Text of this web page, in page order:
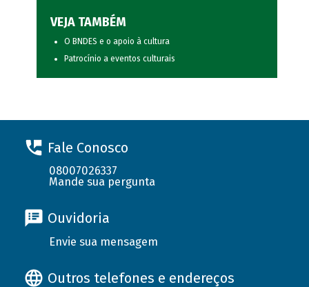
VEJA TAMBÉM
O BNDES e o apoio à cultura
Patrocínio a eventos culturais
Fale Conosco
08007026337
Mande sua pergunta
Ouvidoria
Envie sua mensagem
Outros telefones e endereços